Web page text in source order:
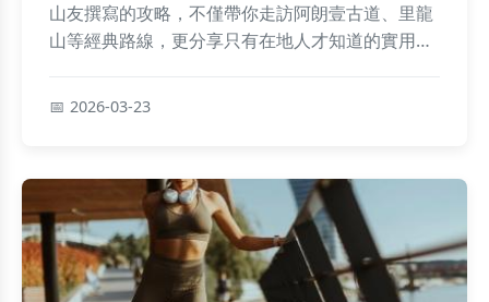
山友撰寫的攻略，不僅帶你走訪阿朗壹古道、里龍
山等經典路線，更分享只有在地人才知道的實用技
2026-03-23